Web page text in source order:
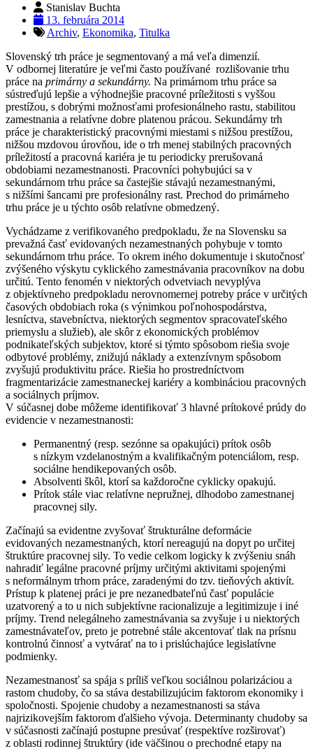
Stanislav Buchta
13. februára 2014
Archiv, Ekonomika, Titulka
Slovenský trh práce je segmentovaný a má veľa dimenzií.
V odbornej literatúre je veľmi často používané rozlišovanie trhu
práce na primárny a sekundárny. Na primárnom trhu práce sa
sústreďujú lepšie a výhodnejšie pracovné príležitosti s vyššou
prestížou, s dobrými možnosťami profesionálneho rastu, stabilitou
zamestnania a relatívne dobre platenou prácou. Sekundárny trh
práce je charakteristický pracovnými miestami s nižšou prestížou,
nižšou mzdovou úrovňou, ide o trh menej stabilných pracovných
príležitostí a pracovná kariéra je tu periodicky prerušovaná
obdobiami nezamestnanosti. Pracovníci pohybujúci sa v
sekundárnom trhu práce sa častejšie stávajú nezamestnanými,
s nižšími šancami pre profesionálny rast. Prechod do primárneho
trhu práce je u týchto osôb relatívne obmedzený.
Vychádzame z verifikovaného predpokladu, že na Slovensku sa
prevažná časť evidovaných nezamestnaných pohybuje v tomto
sekundárnom trhu práce. To okrem iného dokumentuje i skutočnosť
zvýšeného výskytu cyklického zamestnávania pracovníkov na dobu
určitú. Tento fenomén v niektorých odvetviach nevyplýva
z objektívneho predpokladu nerovnomernej potreby práce v určitých
časových obdobiach roka (s výnimkou poľnohospodárstva,
lesníctva, stavebníctva, niektorých segmentov spracovateľského
priemyslu a služieb), ale skôr z ekonomických problémov
podnikateľských subjektov, ktoré si týmto spôsobom riešia svoje
odbytové problémy, znižujú náklady a extenzívnym spôsobom
zvyšujú produktivitu práce. Riešia ho prostredníctvom
fragmentarizácie zamestnaneckej kariéry a kombináciou pracovných
a sociálnych príjmov.
V súčasnej dobe môžeme identifikovať 3 hlavné prítokové prúdy do
evidencie v nezamestnanosti:
Permanentný (resp. sezónne sa opakujúci) prítok osôb
s nízkym vzdelanostným a kvalifikačným potenciálom, resp.
sociálne hendikepovaných osôb.
Absolventi škôl, ktorí sa každoročne cyklicky opakujú.
Prítok stále viac relatívne nepružnej, dlhodobo zamestnanej
pracovnej sily.
Začínajú sa evidentne zvyšovať štrukturálne deformácie
evidovaných nezamestnaných, ktorí nereagujú na dopyt po určitej
štruktúre pracovnej sily. To vedie celkom logicky k zvýšeniu snáh
nahradiť legálne pracovné príjmy určitými aktivitami spojenými
s neformálnym trhom práce, zaradenými do tzv. tieňových aktivít.
Prístup k platenej práci je pre nezanedbateľnú časť populácie
uzatvorený a to u nich subjektívne racionalizuje a legitimizuje i iné
príjmy. Trend nelegálneho zamestnávania sa zvyšuje i u niektorých
zamestnávateľov, preto je potrebné stále akcentovať tlak na prísnu
kontrolnú činnosť a vytvárať na to i prislúchajúce legislatívne
podmienky.
Nezamestnanosť sa spája s príliš veľkou sociálnou polarizáciou a
rastom chudoby, čo sa stáva destabilizujúcim faktorom ekonomiky i
spoločnosti. Spojenie chudoby a nezamestnanosti sa stáva
najrizikovejším faktorom ďalšieho vývoja. Determinanty chudoby sa
v súčasnosti začínajú postupne presúvať (respektíve rozširovať)
z oblasti rodinnej štruktúry (ide väčšinou o prechodné etapy na